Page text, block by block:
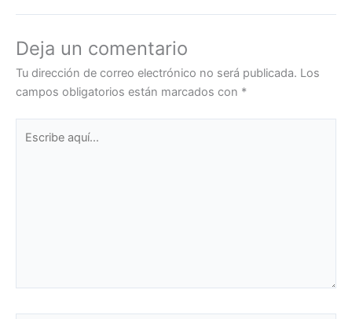
Deja un comentario
Tu dirección de correo electrónico no será publicada. Los
campos obligatorios están marcados con *
aquí...